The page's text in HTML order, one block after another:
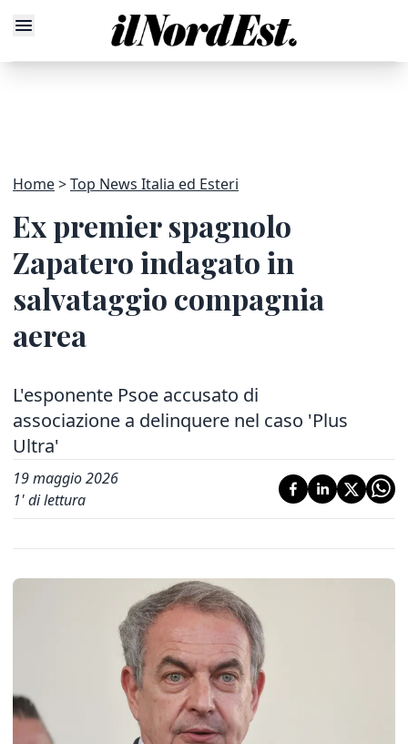
Home Top News Italia ed Esteri
Ex premier spagnolo
Zapatero indagato in
salvataggio compagnia
aerea
L'esponente Psoe accusato di
associazione a delinquere nel caso 'Plus
Ultra'
19 maggio 2026
1' di lettura